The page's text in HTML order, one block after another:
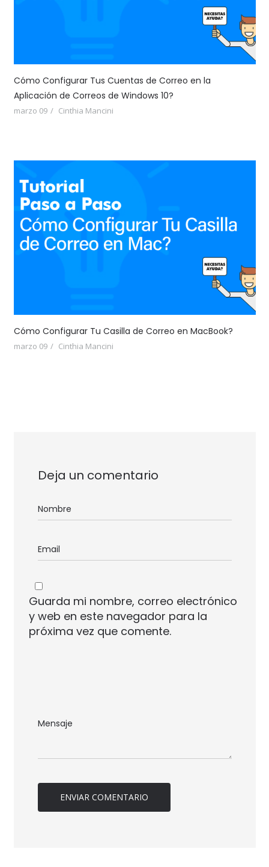
Cómo Configurar Tus Cuentas de Correo en la
Aplicación de Correos de Windows 10?
marzo 09 Cinthia Mancini
Cómo Configurar Tu Casilla de Correo en MacBook?
marzo 09 Cinthia Mancini
Deja un comentario
Guarda mi nombre, correo electrónico
y web en este navegador para la
próxima vez que comente.